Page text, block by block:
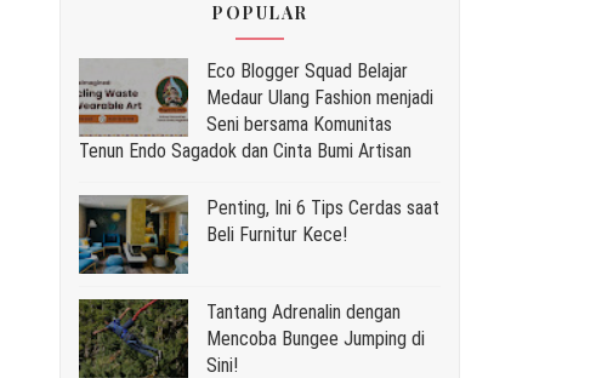
POPULAR
Eco Blogger Squad Belajar
Medaur Ulang Fashion menjadi
Seni bersama Komunitas
Tenun Endo Sagadok dan Cinta Bumi Artisan
Penting, Ini 6 Tips Cerdas saat
Beli Furnitur Kece!
Tantang Adrenalin dengan
Mencoba Bungee Jumping di
Sini!